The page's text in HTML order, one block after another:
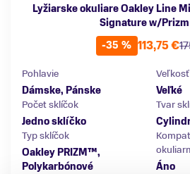
Lyžiarske okuliare Oakley Line
Signature w/
-35 % 113,75 €
Pohlavie
Dámske, Pánske
Veľké
Počet sklíčok
Jedno sklíčko
Tvar
Typ sklíčok
Oakley PRIZM™,
Polykarbónové
Áno